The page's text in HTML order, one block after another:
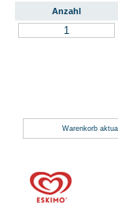
Anzahl